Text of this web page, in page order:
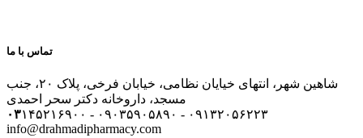
تماس با ما
شاهین شهر، انتهای خیایان نظامی، خیابان فرخی، پلاک ۲۰، جنب
مسجد، داروخانه دکتر سحر احمدی
۰۳۱۴۵۲۱۶۹۰۰ - ۰۹۰۳۵۹۰۵۸۹۰ - ۰۹۱۳۲۰۵۶۲۲۳
info@drahmadipharmacy.com